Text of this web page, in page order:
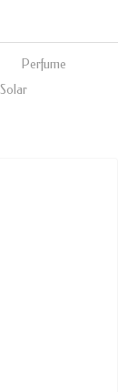
Perfume
Solar